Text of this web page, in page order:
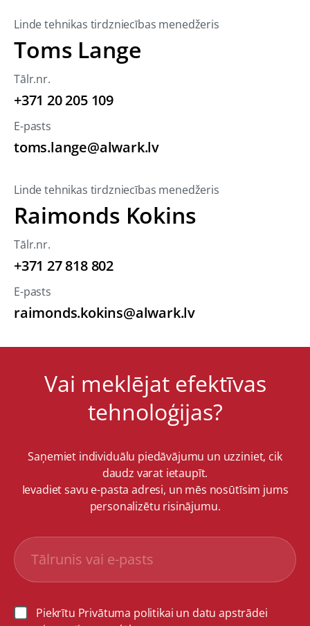
Linde tehnikas tirdzniecības menedžeris
Toms Lange
Tālr.nr.
+371 20 205 109
E-pasts
toms.lange@alwark.lv
Linde tehnikas tirdzniecības menedžeris
Raimonds Kokins
Tālr.nr.
+371 27 818 802
E-pasts
raimonds.kokins@alwark.lv
Vai meklējat efektīvas
tehnoloģijas?
Saņemiet individuālu piedāvājumu un uzziniet, cik
daudz varat ietaupīt.
Ievadiet savu e-pasta adresi, un mēs nosūtīsim jums
personalizētu risinājumu.
Piekrītu Privātuma politikai un datu apstrādei